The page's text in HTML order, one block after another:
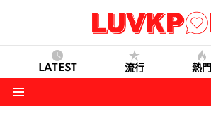
LATEST 流行 熱門